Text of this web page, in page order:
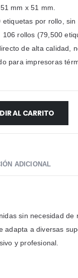
51 mm x 51 mm.
etiquetas por rollo, sin
106 rollos (79,500
de alta calidad,
para impresoras
AL CARRITO
ADICIONAL
sin necesidad de
adapta a diversas
y profesional.